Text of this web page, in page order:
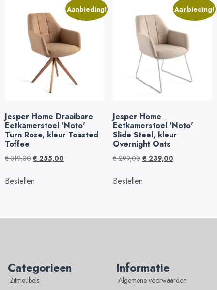
Aanbieding!
Jesper Home Draaibare
Eetkamerstoel 'Noto'
Turn Rose, kleur Toasted
Toffee
€319,00 € 255,00
Bestellen
Aanbieding!
Jesper Home
Eetkamerstoel 'Noto'
Slide Steel, kleur
Overnight Oats
€299,00 € 239,00
Bestellen
Categorieen
Zitmeubels
Informatie
Algemene voorwaarden